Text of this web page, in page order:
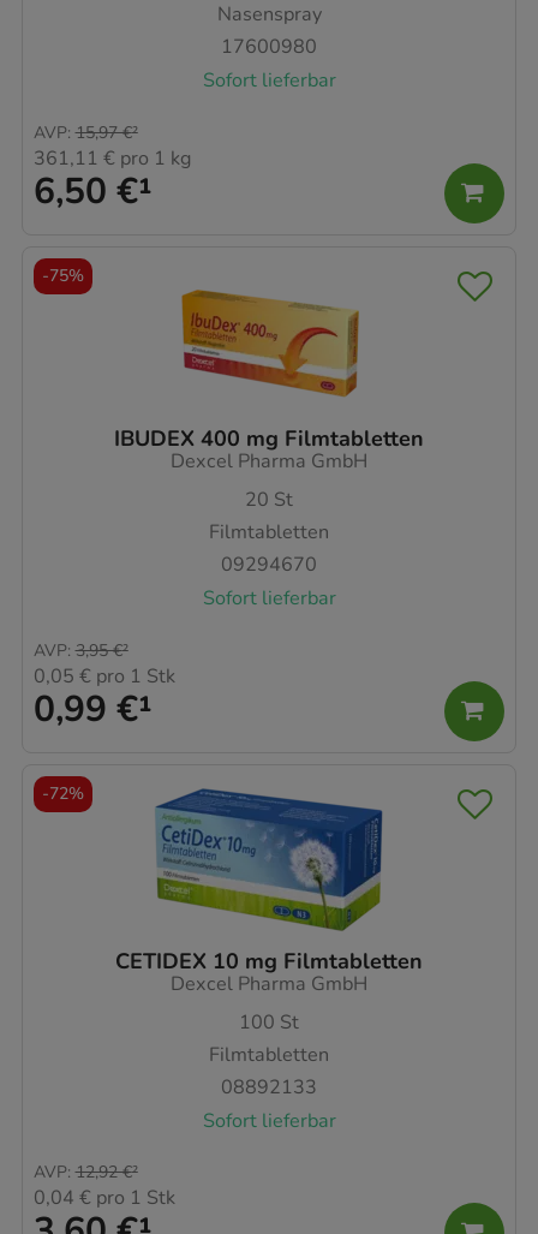
Nasenspray
17600980
Sofort lieferbar
6,50 €¹
AVP: 15,97 €²
361,11 € pro 1 kg
IBUDEX 400 mg Filmtabletten
Dexcel Pharma GmbH
20 St
Filmtabletten
09294670
Sofort lieferbar
0,99 €¹
AVP: 3,95 €²
0,05 € pro 1 Stk
-75%
CETIDEX 10 mg Filmtabletten
Dexcel Pharma GmbH
100 St
Filmtabletten
08892133
Sofort lieferbar
AVP: 12,92 €²
0,04 € pro 1 Stk
-72%